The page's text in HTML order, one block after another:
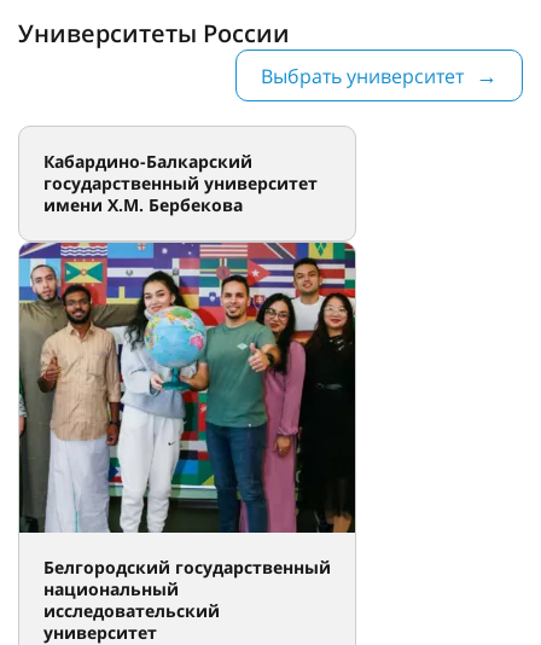
Университеты России
Выбрать университет
Кабардино-Балкарский
государственный университет
имени Х.М. Бербекова
Белгородский государственный
национальный
исследовательский
университет